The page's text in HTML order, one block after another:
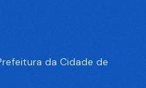
da Cidade de